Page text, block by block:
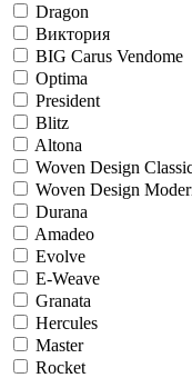
Dragon
Виктория
BIG Carus Vendome
Optima
President
Blitz
Altona
Woven Design
Woven Design
Durana
Amadeo
Evolve
E-Weave
Granata
Hercules
Master
Rocket